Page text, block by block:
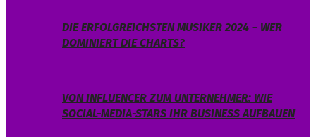
DIE ERFOLGREICHSTEN MUSIKER 2024 – WER
DOMINIERT DIE CHARTS?
VON INFLUENCER ZUM UNTERNEHMER: WIE
SOCIAL-MEDIA-STARS IHR BUSINESS AUFBAUEN